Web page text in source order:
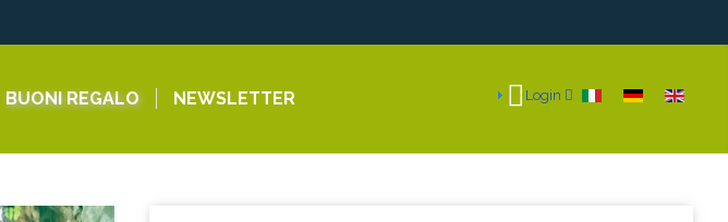
BUONI REGALO NEWSLETTER Login Seleziona la tua